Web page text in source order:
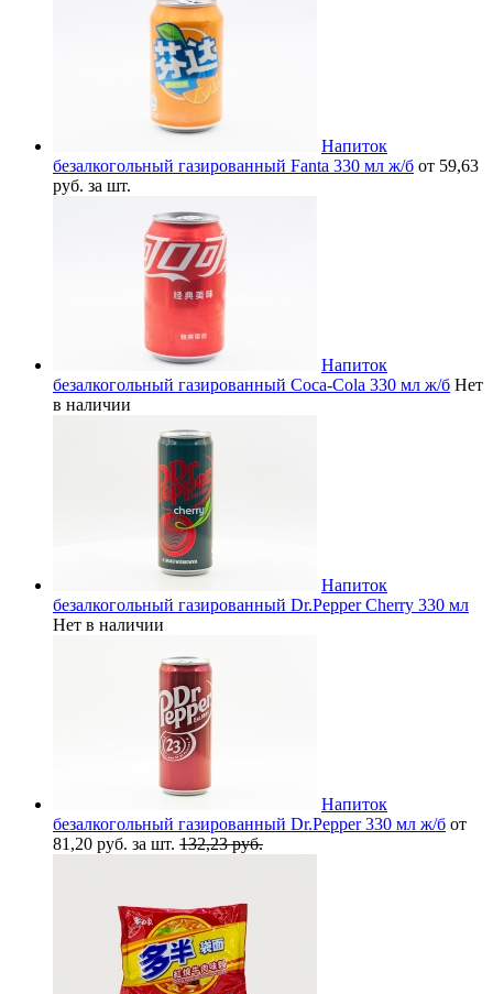
Напиток
безалкогольный газированный Fanta 330 мл ж/б от 59,63
руб. за шт.
Напиток
безалкогольный газированный Coca-Cola 330 мл ж/б Нет
в наличии
Напиток
безалкогольный газированный Dr.Pepper Cherry 330 мл
Нет в наличии
Напиток
безалкогольный газированный Dr.Pepper 330 мл ж/б от
81,20 руб. за шт. 132,23 руб.